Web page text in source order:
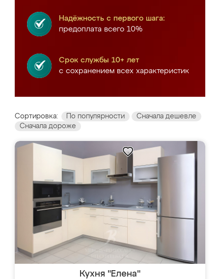
Надёжность с первого шага:
предоплата всего 10%
Срок службы 10+ лет
с сохранением всех характеристик
Сортировка: По популярности
Сначала дешевле
Сначала дороже
Кухня "Елена"